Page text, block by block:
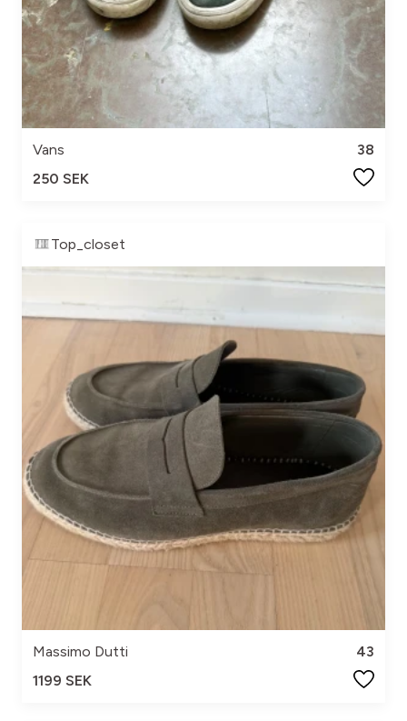
Vans
38
250 SEK
Top_closet
Massimo Dutti
43
1199 SEK